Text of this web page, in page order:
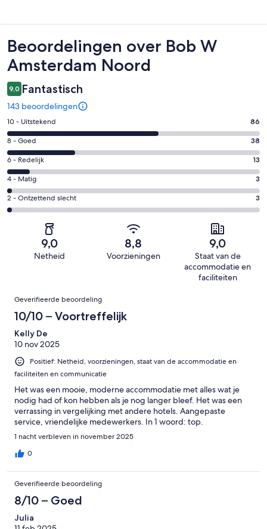
Beoordelingen
Beoordelingen over Bob W
Amsterdam Noord
9,0 Fantastisch
143 beoordelingen
Gastenscore:
10
-
Uitstekend.
86
van
143
beoordelingen
10 - Uitstekend 86
Gastenscore:
8
-
Goed.
38
van
beoordelingen
8 - Goed 38
Gastenscore:
6
-
Redelijk.
13
beoordelingen
6 - Redelijk 13
Gastenscore:
4
-
4 - Matig 3
Gastenscore:
2
Ontzettend
beoordelingen
2 - Ontzettend slecht 3
9,0
Netheid
8,8
Voorzieningen
9,0
Staat van de
accommodatie en
faciliteiten
Beoordelingen
Geverifieerde beoordeling
10/10 – Voortreffelijk
Kelly De
10 nov 2025
Positief: Netheid, voorzieningen, staat van de accommodatie en
faciliteiten en communicatie
Het was een mooie, moderne accommodatie met alles wat je
nodig had of kon hebben als je nog langer bleef. Het was een
verrassing in vergelijking met andere hotels. Aangepaste
service, vriendelijke medewerkers. In 1 woord: top.
1 nacht verbleven in november 2025
0
Geverifieerde beoordeling
8/10 – Goed
Julia